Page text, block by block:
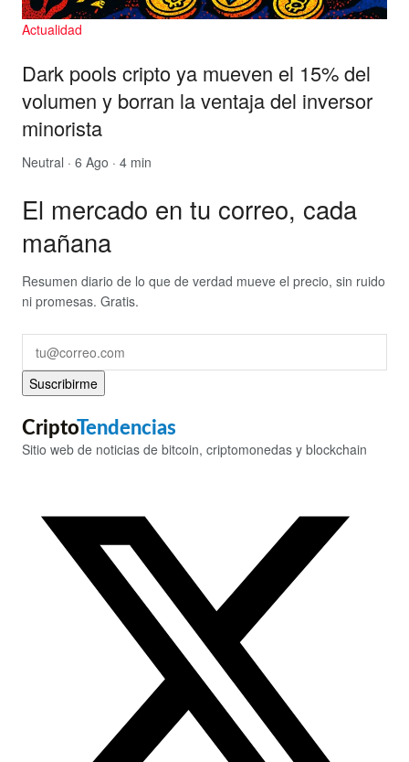
Actualidad
Dark pools cripto ya mueven el 15% del
volumen y borran la ventaja del inversor
minorista
Neutral · 6 Ago · 4 min
El mercado en tu correo, cada
mañana
Resumen diario de lo que de verdad mueve el precio, sin ruido
ni promesas. Gratis.
Suscribirme
CriptoTendencias
Sitio web de noticias de bitcoin, criptomonedas y blockchain